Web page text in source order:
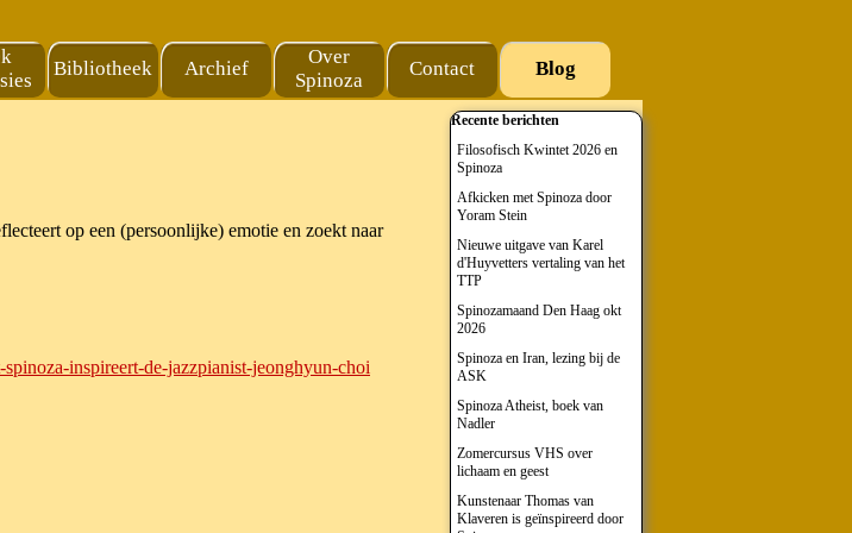
Menu overslaan
Bibliotheek ▼
Archief ▼
Over
Spinoza
Contact Blog
op een (persoonlijke) emotie en zoekt naar
inspireert-de-jazzpianist-jeonghyun-choi
Blok overslaan Recente berichten
Recente berichten
Filosofisch Kwintet 2026 en
Spinoza
Afkicken met Spinoza door
Yoram Stein
Nieuwe uitgave van Karel
d'Huyvetters vertaling van het
TTP
Spinozamaand Den Haag okt
2026
Spinoza en Iran, lezing bij de
ASK
Spinoza Atheist, boek van
Nadler
Zomercursus VHS over
lichaam en geest
Kunstenaar Thomas van
Klaveren is geïnspireerd door